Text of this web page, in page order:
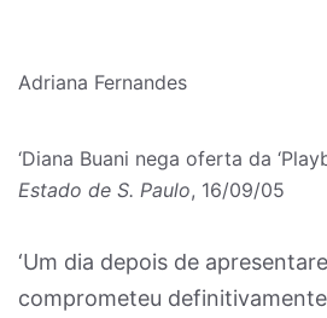
Adriana Fernandes
‘Diana Buani nega oferta da
Estado de S. Paulo, 16/09/05
‘Um dia depois de
comprometeu